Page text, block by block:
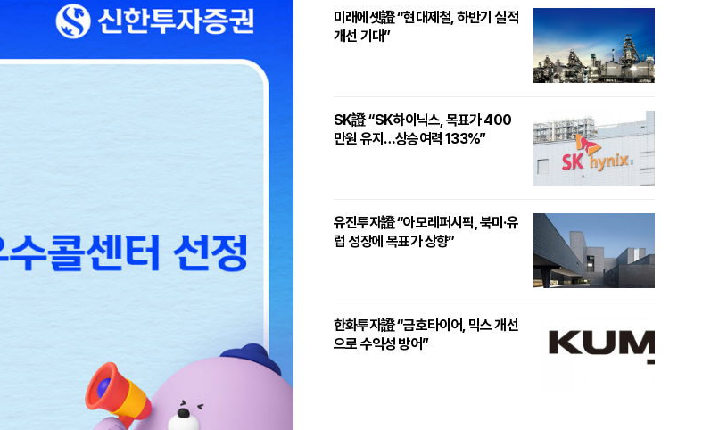
미래에셋證 “현대제철, 하반기 실적
개선 기대”
SK證 “SK하이닉스, 목표가 400
만원 유지…상승여력 133%”
유진투자證 “아모레퍼시픽, 북미·유
럽 성장에 목표가 상향”
한화투자證 “금호타이어, 믹스 개선
으로 수익성 방어”